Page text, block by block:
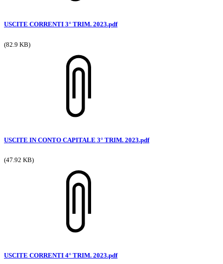
USCITE CORRENTI 3° TRIM. 2023.pdf
(82.9 KB)
USCITE IN CONTO CAPITALE 3° TRIM. 2023.pdf
(47.92 KB)
USCITE CORRENTI 4° TRIM. 2023.pdf